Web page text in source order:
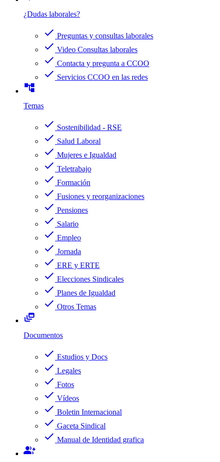
¿Dudas laborales?
check Preguntas y consultas laborales
check Video Consultas laborales
check Contacta y pregunta a CCOO
check Servicios CCOO en las redes
account_tree
Temas
check Sostenibilidad - RSE
check Salud Laboral
check Mujeres e Igualdad
check Teletrabajo
check Formación
check Fusiones y reorganizaciones
check Pensiones
check Salario
check Empleo
check Jornada
check ERE y ERTE
check Elecciones Sindicales
check Planes de Igualdad
check Otros Temas
dynamic_feed
Documentos
check Estudios y Docs
check Legales
check Fotos
check Vídeos
check Boletin Internacional
check Gaceta Sindical
check Manual de Identidad grafica
group_add